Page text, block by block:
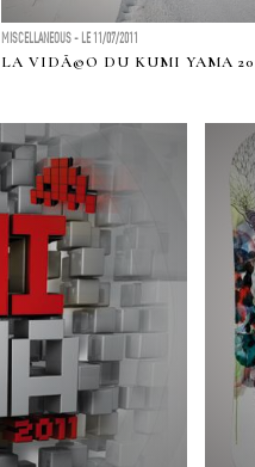
MISCELLANEOUS - LE 11/07/2011
LA VIDÃ©O DU KUMI YAMA